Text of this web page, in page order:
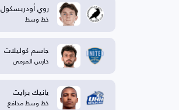
روي أودريسكول
خط وسط
جاسم كوليلات
حارس المرمى
يانيك برايت
خط وسط مدافع